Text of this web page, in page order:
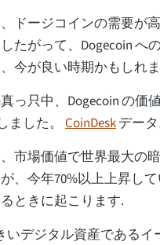
ドージコインの需要が
たがって、Dogecoin へ
今が良い時期かもしれま
っ只中、Dogecoin の価
ました。 CoinDeskデータ
市場価値で世界最大の
、今年70%以上上昇し
ときに起こります.
いデジタル資産であるイ